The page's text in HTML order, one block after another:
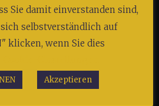
mitverursacht?
denkt.
Sie damit einverstanden sind,
selbstverständlich auf
klicken, wenn Sie dies
Akzeptieren